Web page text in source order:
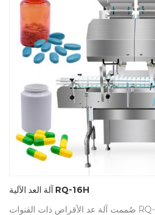
آلة العد الآلية RQ-16H
صُممت آلة عد الأقراص ذات القنوات RQ-16H ونُفذت مع مراعاة التوازن